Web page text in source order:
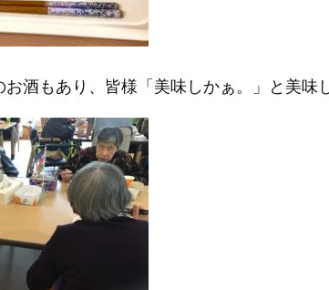
お酒もあり、皆様「美味しかぁ。」と美味